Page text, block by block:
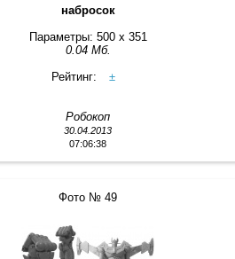
набросок
Параметры: 500 x 351
0.04 Мб.
Рейтинг:
±
Робокоп
30.04.2013
07:06:38
Фото № 49